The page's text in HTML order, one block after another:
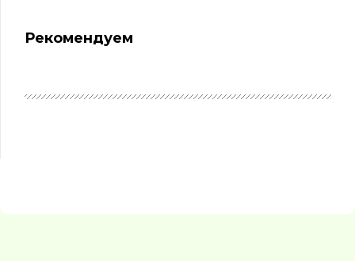
Рекомендуем